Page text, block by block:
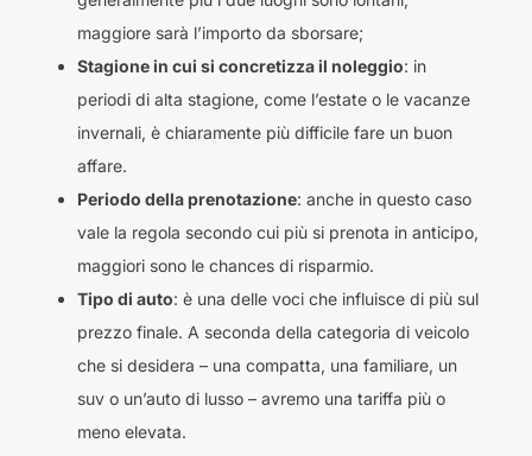
maggiore sarà l’importo da sborsare;
Stagione in cui si concretizza il noleggio: in
periodi di alta stagione, come l’estate o le vacanze
invernali, è chiaramente più difficile fare un buon
affare.
Periodo della prenotazione: anche in questo caso
vale la regola secondo cui più si prenota in anticipo,
maggiori sono le chances di risparmio.
Tipo di auto: è una delle voci che influisce di più sul
prezzo finale. A seconda della categoria di veicolo
che si desidera – una compatta, una familiare, un
suv o un’auto di lusso – avremo una tariffa più o
meno elevata.